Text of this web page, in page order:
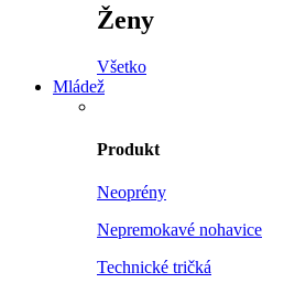
Ženy
Všetko
Mládež
Produkt
Neoprény
Nepremokavé nohavice
Technické tričká